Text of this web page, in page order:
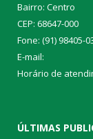
Bairro: Centro
CEP: 68647-000
Fone: (91) 98405-
E-mail:
Horário de
ÚLTIMAS